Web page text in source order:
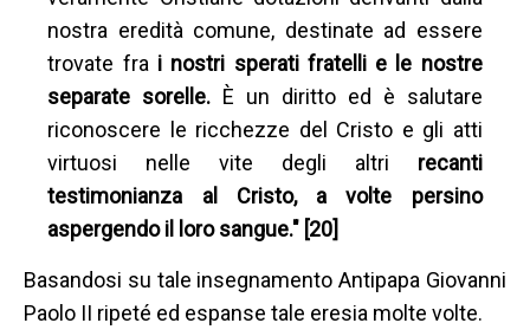
nostra eredità comune, destinate ad essere
trovate fra i nostri sperati fratelli e le nostre
separate sorelle. È un diritto ed è salutare
riconoscere le ricchezze del Cristo e gli atti
virtuosi nelle vite degli altri recanti
testimonianza al Cristo, a volte persino
aspergendo il loro sangue." [20]
Basandosi su tale insegnamento Antipapa Giovanni
Paolo II ripeté ed espanse tale eresia molte volte.